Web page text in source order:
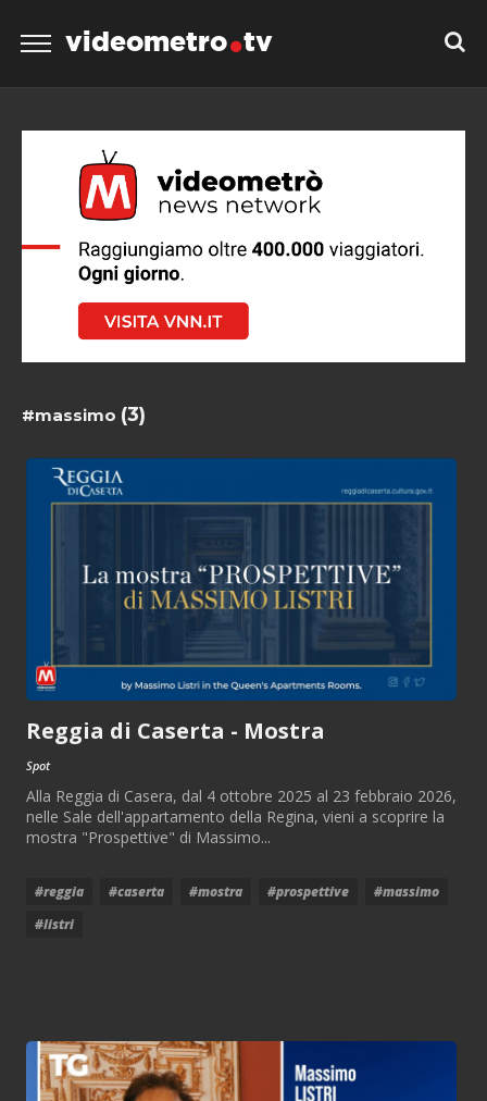
videometro tv
#massimo (3)
Reggia di Caserta - Mostra
Spot
Alla Reggia di Casera, dal 4 ottobre 2025 al 23 febbraio 2026,
nelle Sale dell'appartamento della Regina, vieni a scoprire la
mostra "Prospettive" di Massimo...
#reggia #caserta #mostra #prospettive
#massimo
#listri